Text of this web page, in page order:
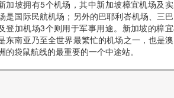
加坡拥有5个机场，其中新加坡樟宜机场及
是国际民航机场；另外的巴耶利峇机场、三
登加机场3个则用于军事用途。新加坡的樟
东南亚乃至全世界最繁忙的机场之一，也是
的袋鼠航线的最重要的一个中途站。